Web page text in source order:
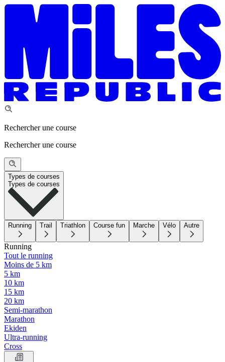
Rechercher une course
Rechercher une course
Types de courses
Types de courses
Running Trail Triathlon Course fun Marche Vélo Autre
Running
Tout le running
Moins de 5 km
5 km
10 km
15 km
20 km
Semi-marathon
Marathon
Ekiden
Ultra-running
Cross